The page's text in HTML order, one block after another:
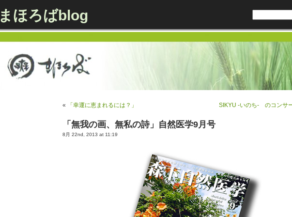
まほろばblog
« 「幸運に恵まれるには？」 SIKYU -いのち- のコンサ
「無我の画、無私の詩」自然医学9月号
8月 22nd, 2013 at 11:19